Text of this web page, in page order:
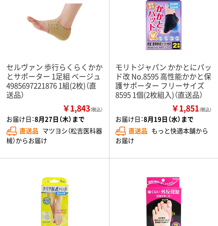
セルヴァン 歩行らくらくかか
とサポーター 1足組 ベージュ
4985697221876 1組(2枚)（直
送品）
￥1,843（税込）
お届け日：8月27日（木）まで
直送品 マツヨシ（松吉医科器
械）からお届け
モリトジャパン かかとにパッ
ド改 No.8595 高性能かかと保
護サポーター フリーサイズ
8595 1個(2枚組入)（直送品）
￥1,851（税込）
お届け日：8月19日（水）まで
直送品 もっと快適本舗から
お届け